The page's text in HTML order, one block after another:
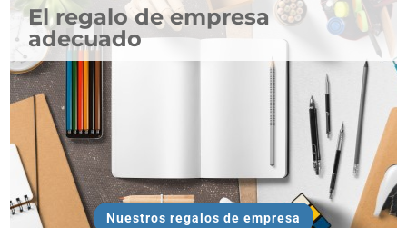
El regalo de empresa
adecuado
Nuestros regalos de empresa